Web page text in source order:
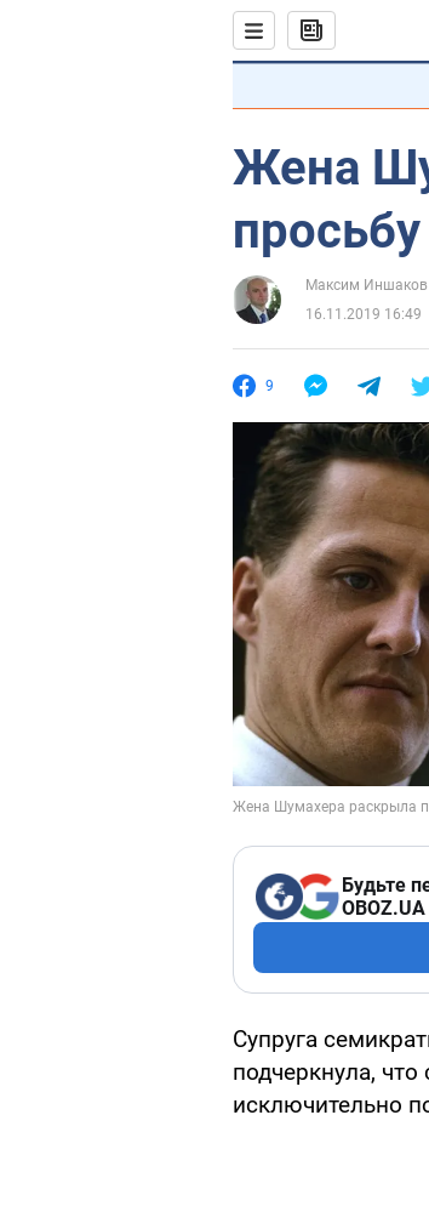
Жена
Максим Иншаков
16.11.2019 16:49
9
Будьте
Супруга
подчеркнула,
исключительно